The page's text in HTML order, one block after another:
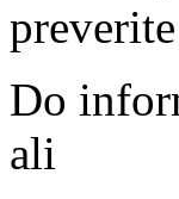
Do
ali